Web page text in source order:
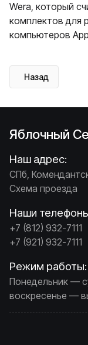
Wera, который
комплектов для
компьютеров
Предыдущий:
Назад
Яблочный
Наш адрес:
СПб,
Схема проезда
Наши
+7 (812) 932-7111
+7 (921) 932-7111
Режим работы:
Понедельник —
воскресенье —